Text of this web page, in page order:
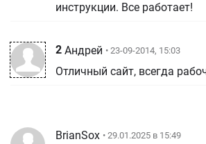
инструкции. Все работает!
2 Андрей • 23-09-2014, 15:03
Отличный сайт, всегда
BrianSox • 29.01.2025 в 15:49